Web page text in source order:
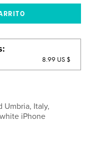
8.99 US $
Umbria, Italy,
iPhone